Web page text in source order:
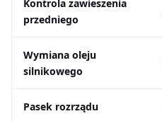
Kontrola zawieszenia
przedniego
Wymiana oleju
silnikowego
Pasek rozrządu